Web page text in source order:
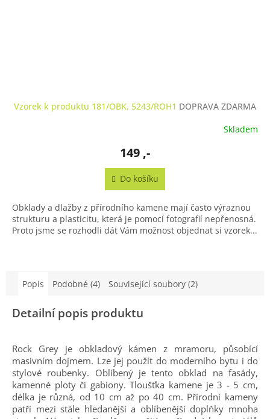
Vzorek k produktu 181/OBK, 5243/ROH1 DOPRAVA ZDARMA
Skladem
149 ,-
Do košíku
Obklady a dlažby z přírodního kamene mají často výraznou
strukturu a plasticitu, která je pomocí fotografií nepřenosná.
Proto jsme se rozhodli dát Vám možnost objednat si vzorek...
Popis Podobné (4) Související soubory (2)
Detailní popis produktu
Rock Grey je obkladový kámen z mramoru, působící
masivním dojmem. Lze jej použít do moderního bytu i do
stylové roubenky. Oblíbený je tento obklad na fasády,
kamenné ploty či gabiony. Tloušťka kamene je 3 - 5 cm,
délka je různá, od 10 cm až po 40 cm. Přírodní kameny
patří mezi stále hledanější a oblíbenější doplňky mnoha